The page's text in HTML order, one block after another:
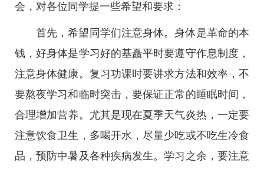
会，对各位同学提一些希望和要求：
首先，希望同学们注意身体。身体是革命的本
钱，好身体是学习好的基矗平时要遵守作息制度，
注意身体健康。复习功课时要讲求方法和效率，不
要熬夜学习和临时突击，要保证正常的睡眠时间，
合理增加营养。尤其是现在夏季天气炎热，一定要
注意饮食卫生，多喝开水，尽量少吃或不吃生冷食
品，预防中暑及各种疾病发生。学习之余，要注意